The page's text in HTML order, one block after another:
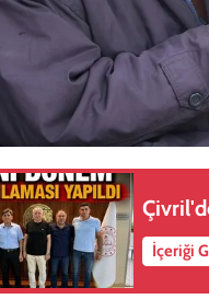
İçeriği